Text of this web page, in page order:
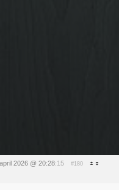
2026 @ 20:28:15 #180